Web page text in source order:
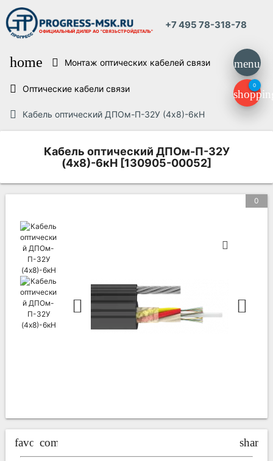
ОФИЦИАЛЬНЫЙ ДИЛЕР АО "СВЯЗЬСТРОЙДЕТАЛЬ"
+7 495 78-318-78
menu
0
home Монтаж оптических кабелей связи
Оптические кабели связи
Кабель оптический ДПОм-П-32У (4х8)-6кН
Кабель оптический ДПОм-П-32У
(4х8)-6кН [130905-00052]
0
favorite_border
compare_arrows share